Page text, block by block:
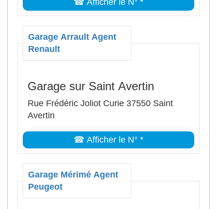
☎ Afficher le N° *
Garage Arrault Agent
Renault
Garage sur Saint Avertin
Rue Frédéric Joliot Curie 37550 Saint
Avertin
☎ Afficher le N° *
Garage Mérimé Agent
Peugeot